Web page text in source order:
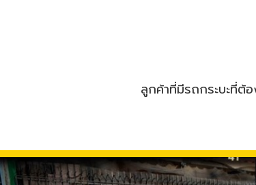
ลูกค้าที่มีรถกระบะที่ต้